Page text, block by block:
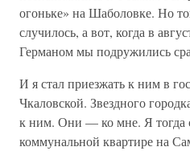
огоньке» на Шаболовке. Но
случилось, а вот, когда в
Германом мы подружились
И я стал приезжать к ним в
Чкаловской. Звездного
к ним. Они — ко мне. Я тогда
коммунальной квартире на